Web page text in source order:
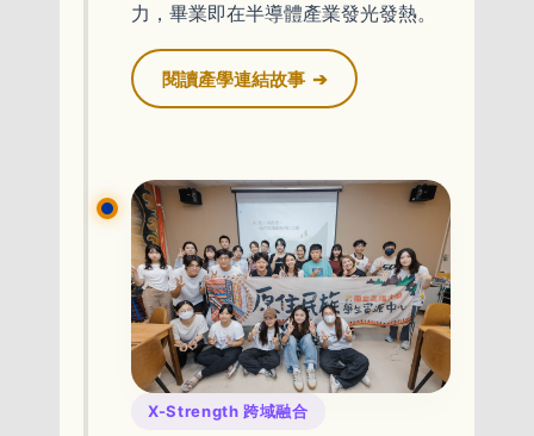
力，畢業即在半導體產業發光發熱。
閱讀產學連結故事 ➔
X-Strength 跨域融合